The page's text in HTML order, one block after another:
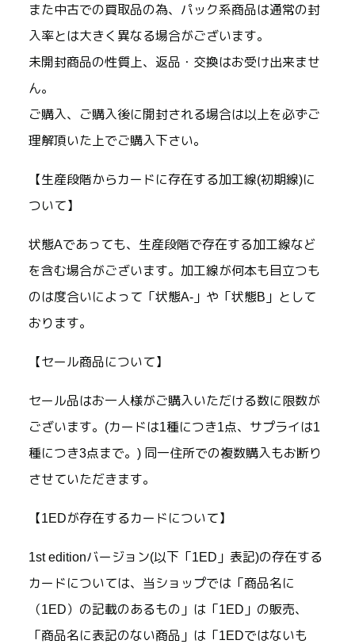
また中古での買取品の為、パック系商品は通常の封
入率とは大きく異なる場合がございます。
未開封商品の性質上、返品・交換はお受け出来ませ
ん。
ご購入、ご購入後に開封される場合は以上を必ずご
理解頂いた上でご購入下さい。
【生産段階からカードに存在する加工線(初期線)に
ついて】
状態Aであっても、生産段階で存在する加工線など
を含む場合がございます。加工線が何本も目立つも
のは度合いによって「状態A-」や「状態B」として
おります。
【セール商品について】
セール品はお一人様がご購入いただける数に限数が
ございます。(カードは1種につき1点、サプライは1
種につき3点まで。) 同一住所での複数購入もお断り
させていただきます。
【1EDが存在するカードについて】
1st editionバージョン(以下「1ED」表記)の存在する
カードについては、当ショップでは「商品名に
（1ED）の記載のあるもの」は「1ED」の販売、
「商品名に表記のない商品」は「1EDではないも